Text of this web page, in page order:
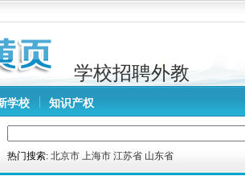
学校招聘外教
学校 知识产权
热门搜索: 北京市 上海市 江苏省 山东省